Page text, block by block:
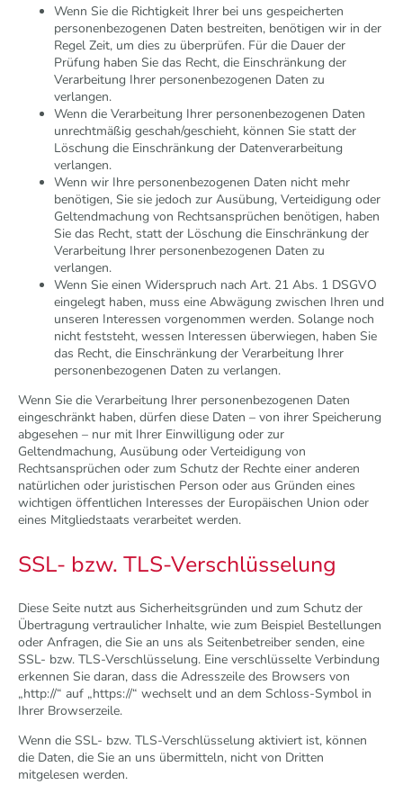
Wenn Sie die Richtigkeit Ihrer bei uns gespeicherten
personenbezogenen Daten bestreiten, benötigen wir in der
Regel Zeit, um dies zu überprüfen. Für die Dauer der
Prüfung haben Sie das Recht, die Einschränkung der
Verarbeitung Ihrer personenbezogenen Daten zu
verlangen.
Wenn die Verarbeitung Ihrer personenbezogenen Daten
unrechtmäßig geschah/geschieht, können Sie statt der
Löschung die Einschränkung der Datenverarbeitung
verlangen.
Wenn wir Ihre personenbezogenen Daten nicht mehr
benötigen, Sie sie jedoch zur Ausübung, Verteidigung oder
Geltendmachung von Rechtsansprüchen benötigen, haben
Sie das Recht, statt der Löschung die Einschränkung der
Verarbeitung Ihrer personenbezogenen Daten zu
verlangen.
Wenn Sie einen Widerspruch nach Art. 21 Abs. 1 DSGVO
eingelegt haben, muss eine Abwägung zwischen Ihren und
unseren Interessen vorgenommen werden. Solange noch
nicht feststeht, wessen Interessen überwiegen, haben Sie
das Recht, die Einschränkung der Verarbeitung Ihrer
personenbezogenen Daten zu verlangen.
Wenn Sie die Verarbeitung Ihrer personenbezogenen Daten
eingeschränkt haben, dürfen diese Daten – von ihrer Speicherung
abgesehen – nur mit Ihrer Einwilligung oder zur
Geltendmachung, Ausübung oder Verteidigung von
Rechtsansprüchen oder zum Schutz der Rechte einer anderen
natürlichen oder juristischen Person oder aus Gründen eines
wichtigen öffentlichen Interesses der Europäischen Union oder
eines Mitgliedstaats verarbeitet werden.
SSL- bzw. TLS-Verschlüsselung
Diese Seite nutzt aus Sicherheitsgründen und zum Schutz der
Übertragung vertraulicher Inhalte, wie zum Beispiel Bestellungen
oder Anfragen, die Sie an uns als Seitenbetreiber senden, eine
SSL- bzw. TLS-Verschlüsselung. Eine verschlüsselte Verbindung
erkennen Sie daran, dass die Adresszeile des Browsers von
„http://“ auf „https://“ wechselt und an dem Schloss-Symbol in
Ihrer Browserzeile.
Wenn die SSL- bzw. TLS-Verschlüsselung aktiviert ist, können
die Daten, die Sie an uns übermitteln, nicht von Dritten
mitgelesen werden.